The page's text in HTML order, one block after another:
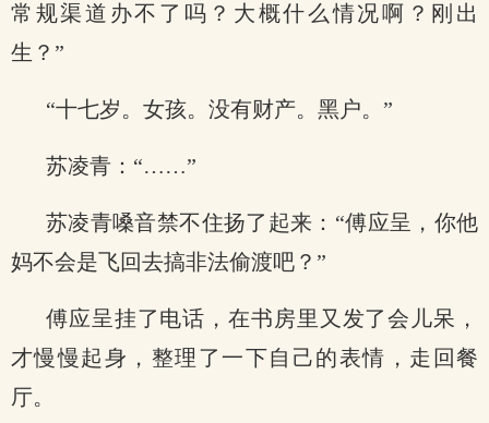
常规渠道办不了吗？大概什么情况啊？刚出
生？”
“十七岁。女孩。没有财产。黑户。”
苏凌青：“……”
苏凌青嗓音禁不住扬了起来：“傅应呈，你他
妈不会是飞回去搞非法偷渡吧？”
傅应呈挂了电话，在书房里又发了会儿呆，
才慢慢起身，整理了一下自己的表情，走回餐
厅。